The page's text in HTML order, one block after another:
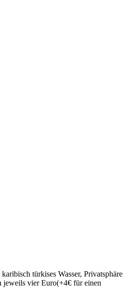
türkises Wasser, Privatsphäre
jeweils vier Euro(+4€ für einen